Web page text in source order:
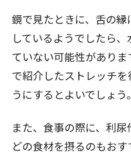
鏡で見たときに、舌の
しているようでしたら
ていない可能性があり
で紹介したストレッチ
うにするとよいでしょう。
また、食事の際に、利
どの食材を摂るのもおす